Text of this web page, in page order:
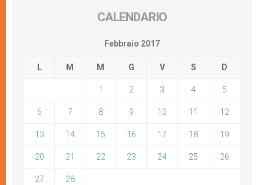
CALENDARIO
Febbraio 2017
L M M G V S D
1 2 3 4 5
6 7 8 9 10 11 12
13 14 15 16 17 18 19
20 21 22 23 24 25 26
27 28